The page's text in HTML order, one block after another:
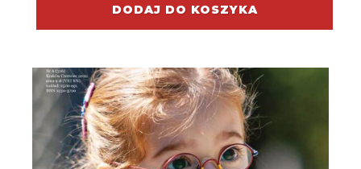
DODAJ DO KOSZYKA